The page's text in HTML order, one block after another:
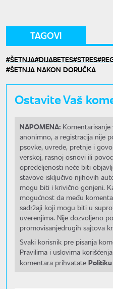
TAGOVI
ŠETNJA DIJABETES STRES
ŠETNJA NAKON DORUČKA
Ostavite Vaš
NAPOMENA: Komentarisanje
anonimno, a registracija nije
psovke, uvrede, pretnje i
verskoj, rasnoj osnovi ili
opredeljenosti neće biti
stavove isključivo njihovih
mogu biti i krivično gonjeni.
mogućnost da među
sadržaji koji mogu biti u
uverenjima. Nije dozvoljeno
promovisanjedrugih sajtova
Svaki korisnik pre pisanja
Pravilima i uslovima
komentara prihvatate